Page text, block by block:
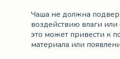
Чаша не должна
воздействию влаги или
это может привести к
материала или